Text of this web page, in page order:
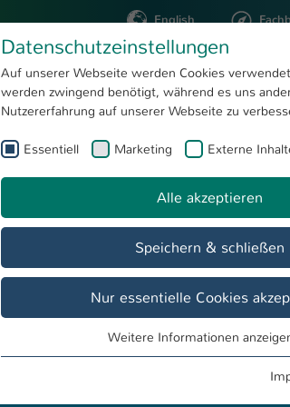
English
STUDIUM
Datenschutzeinstellungen
Auf unserer Webseite werden Cookies
werden zwingend benötigt, während es uns
Nutzererfahrung auf unserer Webseite zu
Essentiell Marketing Externe
Alle akzeptieren
Speichern & schließen
Nur essentielle Cookies
Essentielle Cookies werden für grundlegende
Weitere Informationen